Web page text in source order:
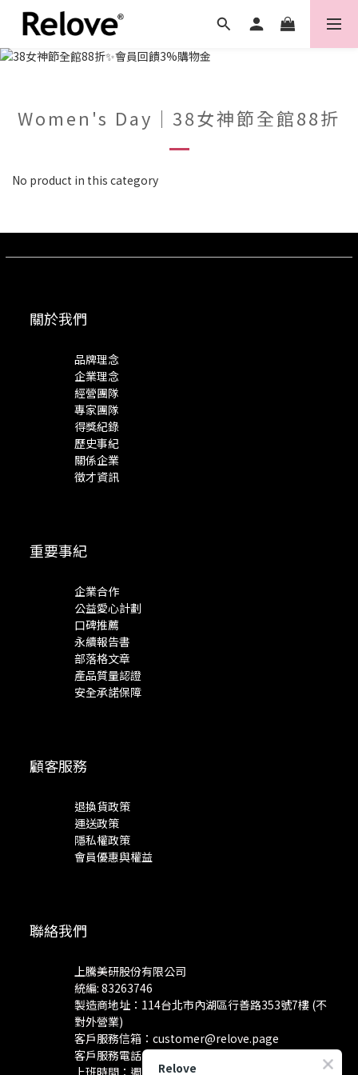
Women's Day｜38女神節全館88折
No product in this category
關於我們
品牌理念
企業理念
經營團隊
專家團隊
得獎紀錄
歷史事紀
關係企業
徵才資訊
重要事紀
企業合作
公益愛心計劃
口碑推薦
永續報告書
部落格文章
產品質量認證
安全承諾保障
顧客服務
退換貨政策
運送政策
隱私權政策
會員優惠與權益
聯絡我們
上騰美研股份有限公司
統編: 83263746
製造商地址：114台北市內湖區行善路353號7樓 (不
對外營業)
客戶服務信箱： customer@relove.page
客戶服務電話：
Relove